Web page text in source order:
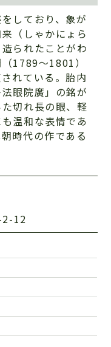
しており、象が
（しゃかにょら
られたことがわ
1789～1801）
れている。胎内
眼院廣」の銘が
切れ長の眼、軽
温和な表情であ
時代の作である
2-12